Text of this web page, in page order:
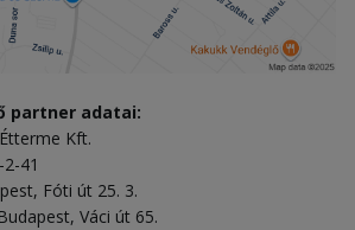
partner adatai:
Kft.
41
Fóti út 25. 3.
Váci út 65.